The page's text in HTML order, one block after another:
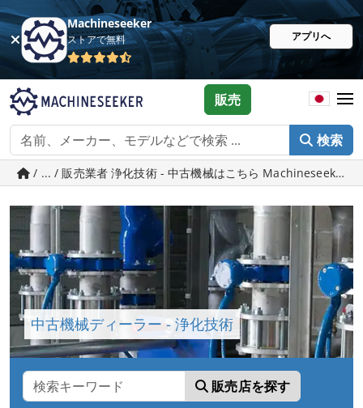
Machineseeker
ストアで無料 アプリへ
検索
販売
/ ... / 販売業者 浄化技術 - 中古機械はこちら
中古機械ディーラー - 浄化技術
販売店を探す